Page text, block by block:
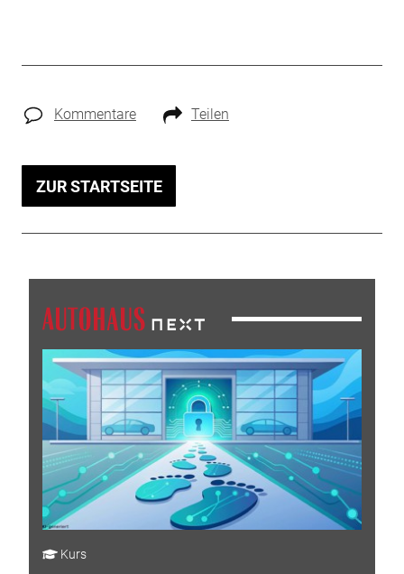
Kommentare Teilen
ZUR STARTSEITE
Kurs